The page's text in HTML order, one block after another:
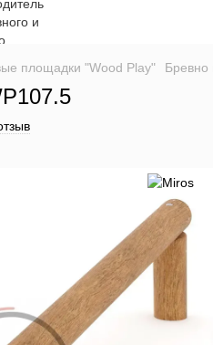
площадки "Wood Play" Бревно